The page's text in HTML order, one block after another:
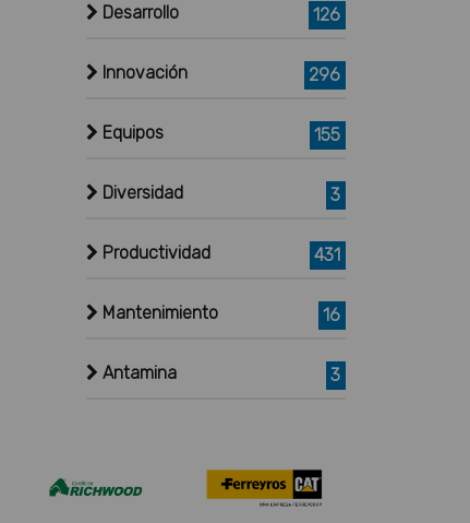
Desarrollo 126
Innovación 296
Equipos 155
Diversidad 3
Productividad 431
Mantenimiento 16
Antamina 3